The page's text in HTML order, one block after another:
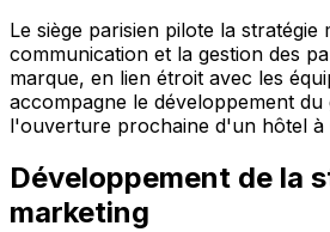
Le siège parisien pilote la stratégie
communication et la gestion des
marque, en lien étroit avec les
accompagne le développement
l'ouverture prochaine d'un hôtel à
Développement de la
marketing